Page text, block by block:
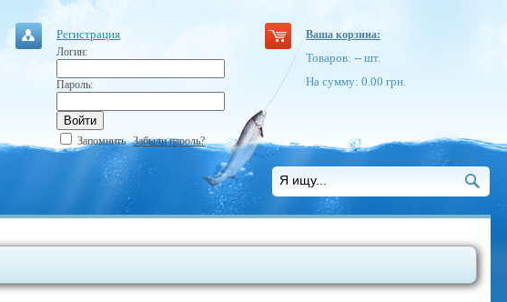
Регистрация
Логин:
Пароль:
Запомнить Забыли пароль?
Ваша корзина:
Товаров: -- шт.
На сумму: 0.00 грн.